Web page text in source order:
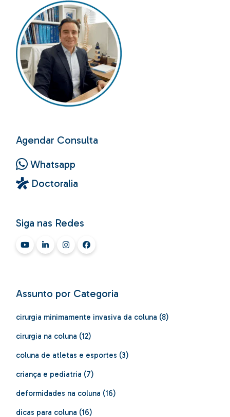
Agendar Consulta
Whatsapp
Doctoralia
Siga nas Redes
Assunto por Categoria
cirurgia minimamente invasiva da coluna (8)
cirurgia na coluna (12)
coluna de atletas e esportes (3)
criança e pediatria (7)
deformidades na coluna (16)
dicas para coluna (16)